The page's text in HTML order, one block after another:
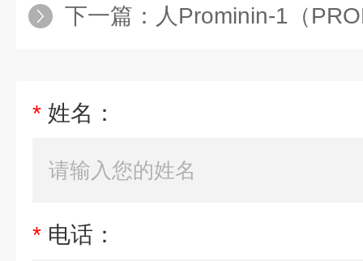
下一篇： 人Prominin-1（
* 姓名：
* 电话：